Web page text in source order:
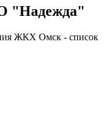
"Надежда"
ЖКХ Омск - список